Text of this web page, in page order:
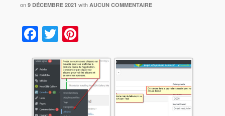
on 9 DÉCEMBRE 2021 with AUCUN COMMENTAIRE
Facebook
Twitter